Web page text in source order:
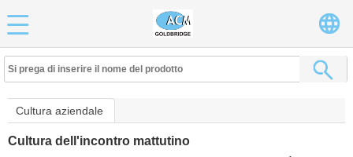
Cultura aziendale
Cultura dell'incontro mattutino